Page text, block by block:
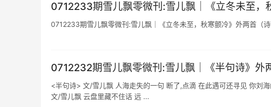
0712233期雪儿飘零微刊:雪儿飘｜《立冬未至，
0712233期雪儿飘零微刊:雪儿飘｜《立冬未至，秋寒颤冷》外两首（诗
0712232期雪儿飘零微刊:雪儿飘｜《半句诗》外
<半句诗> 文/雪儿飘 人海走失的一句 断了,点滴 在此遇可还寻见 你刘
文/雪儿飘 云盘里藏不住话 远 ...